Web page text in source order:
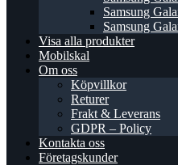
Samsung
Samsung
Visa alla produkter
Mobilskal
Om oss
Köpvillkor
Returer
Frakt & Leverans
GDPR – Policy
Kontakta oss
Företagskunder